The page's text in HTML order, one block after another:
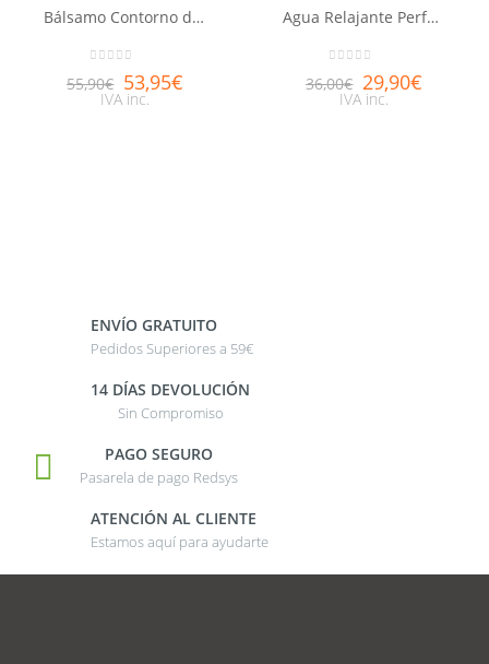
Bálsamo Contorno de ojos Luminosidad Nuxuriance® Gold 15ml
55,90€ 53,95€
IVA inc.
Agua Relajante Perfumada NUXE body 100ml
36,00€ 29,90€
IVA inc.
ENVÍO GRATUITO
Pedidos Superiores a 59€
14 DÍAS DEVOLUCIÓN
Sin Compromiso
PAGO SEGURO
Pasarela de pago Redsys
ATENCIÓN AL CLIENTE
Estamos aquí para ayudarte